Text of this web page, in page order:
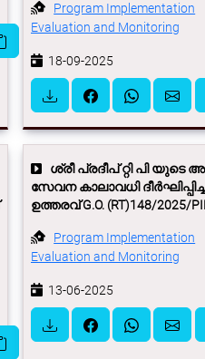
Program Implementation
Evaluation and Monitoring
18-09-2025
ശ്രീ പ്രദീപ് റ്റി പി യുടെ
സേവന കാലാവധി
ഉത്തരവ് G.O. (RT)148/2025/
Program Implementation
Evaluation and Monitoring
13-06-2025